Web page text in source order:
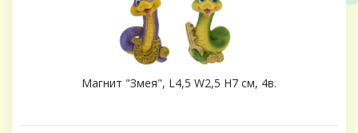
Магнит "Змея", L4,5 W2,5 H7 см, 4в.